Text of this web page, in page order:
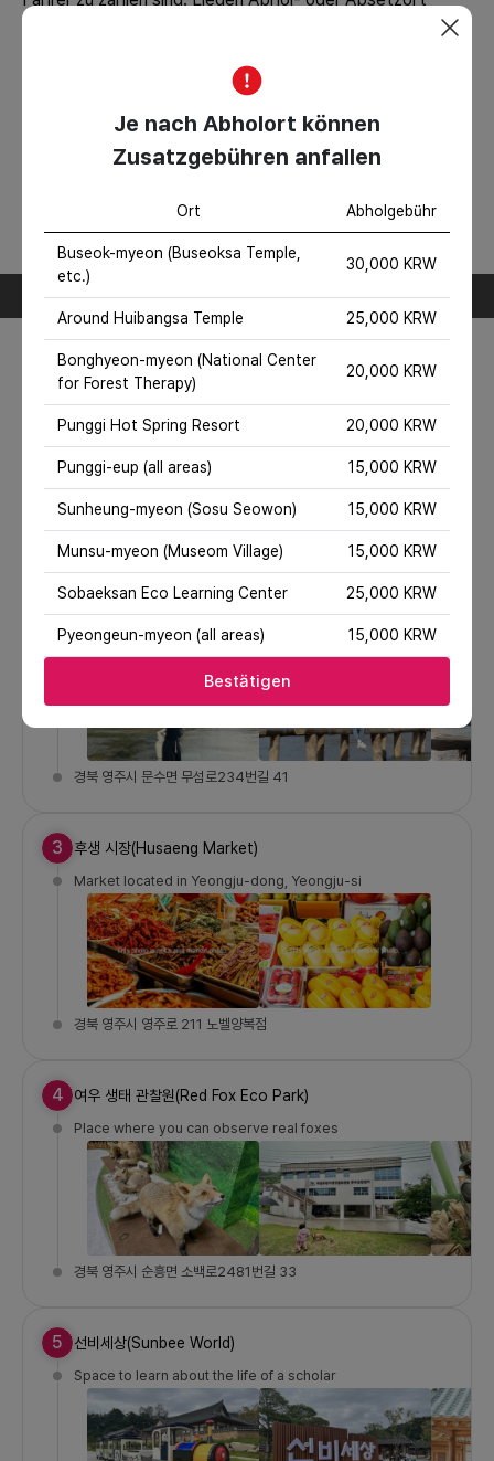
Taxikosten, Kraftstoffkosten
Nicht inbegriffen
Maut- und Parkgebühren (falls vorhanden), Eintrittspreise
Speisen- und Getränkekosten, sonstige persönliche
Reisekosten.
Reiseverlauf-Informationen
Tag 1
1 무섬마을(Museom Maeul)
Village where you can admire traditional houses
경북 영주시 문수면 무섬로234번길 31-12
2 무섬외나무다리(Museom Village Wooden Bridge)
Single tree bridge in Museom Village
경북 영주시 문수면 무섬로234번길 41
3 후생 시장(Husaeng Market)
Market located in Yeongju-dong, Yeongju-si
경북 영주시 영주로 211 노벨양복점
4 여우 생태 관찰원(Red Fox Eco Park)
Place where you can observe real foxes
경북 영주시 순흥면 소백로2481번길 33
5 선비세상(Sunbee World)
Space to learn about the life of a scholar
Je nach Abholort können
Zusatzgebühren anfallen
Ort Abholgebühr
Buseok-myeon (Buseoksa Temple,
etc.)
30,000 KRW
Around Huibangsa Temple 25,000 KRW
Bonghyeon-myeon (National Center
for Forest Therapy)
20,000 KRW
Punggi Hot Spring Resort 20,000 KRW
Punggi-eup (all areas) 15,000 KRW
Sunheung-myeon (Sosu Seowon) 15,000 KRW
Munsu-myeon (Museom Village) 15,000 KRW
Sobaeksan Eco Learning Center 25,000 KRW
Pyeongeun-myeon (all areas) 15,000 KRW
Bestätigen